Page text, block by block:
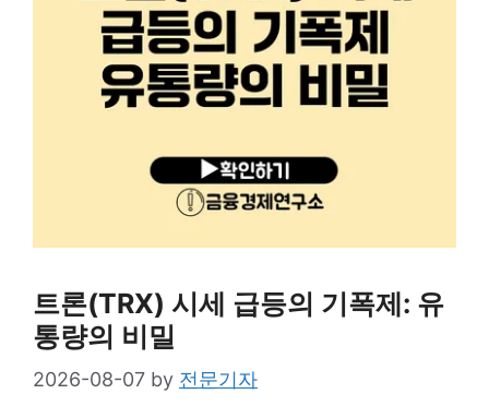
트론(TRX) 시세 급등의 기폭제: 유
통량의 비밀
2026-08-07 by 전문기자